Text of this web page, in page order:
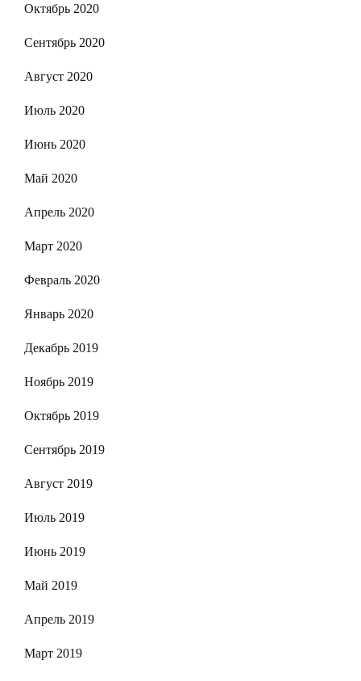
Октябрь 2020
Сентябрь 2020
Август 2020
Июль 2020
Июнь 2020
Май 2020
Апрель 2020
Март 2020
Февраль 2020
Январь 2020
Декабрь 2019
Ноябрь 2019
Октябрь 2019
Сентябрь 2019
Август 2019
Июль 2019
Июнь 2019
Май 2019
Апрель 2019
Март 2019